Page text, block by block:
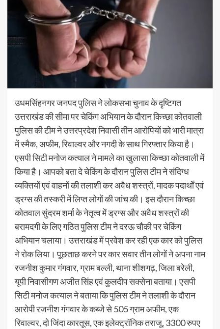
उधमसिंहनगर जनपद पुलिस ने लोकसभा चुनाव के दृष्टिगत
उत्तराखंड की सीमा पर चेकिंग अभियान के दौरान किच्छा कोतवाली
पुलिस की टीम ने उत्तरप्रदेश निवासी तीन आरोपियों को भारी मात्रा
में स्मैक, अफीम, रिवाल्वर और नगदी के साथ गिरफ्तार किया है।
एसपी सिटी मनोज कत्याल ने मामले का खुलासा किच्छा कोतवाली में
किया है। आपको बता दे चेकिंग के दौरान पुलिस टीम ने संदिग्ध
व्यक्तियों एवं वाहनों की तलाशी कर अवैध शस्त्रों, मादक पदार्थों एवं
ड्रग्स की तस्करी में लिप्त लोगों की जांच की। इस दौरान किच्छा
कोतवाल सुंदरम शर्मा के नेतृत्व में ड्रग्स और अवैध शस्त्रों की
बरामदगी के लिए गठित पुलिस टीम ने दरऊ चौकी पर चेकिंग
अभियान चलाया। उत्तराखंड में प्रवेश कर रही एक कार को पुलिस
ने रोक लिया। पूछताछ करने पर कार सवार तीन लोगों ने अपना नाम
रजनीश कुमार गंगवार, ग्राम बल्ली, थाना शीशगढ़, जिला बरेली,
यूपी निवासीगण अजीत सिंह एवं कुलदीप सक्सेना बताया। एसपी
सिटी मनोज कत्याल ने बताया कि पुलिस टीम ने तलाशी के दौरान
आरोपी रजनीश गंगवार के कब्जे से 505 ग्राम अफीम, एक
रिवाल्वर, दो जिंदा कारतूस, एक इलेक्ट्रॉनिक तराजू, 3300 रुपए